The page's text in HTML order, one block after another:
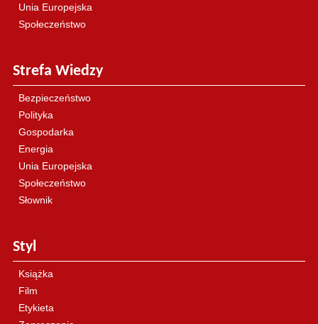
Unia Europejska
Społeczeństwo
Strefa Wiedzy
Bezpieczeństwo
Polityka
Gospodarka
Energia
Unia Europejska
Społeczeństwo
Słownik
Styl
Książka
Film
Etykieta